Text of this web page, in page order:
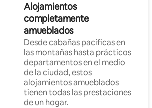
Alojamientos
completamente
amueblados
Desde cabañas pacíficas en
las montañas hasta prácticos
departamentos en el medio
de la ciudad, estos
alojamientos amueblados
tienen todas las prestaciones
de un hogar.